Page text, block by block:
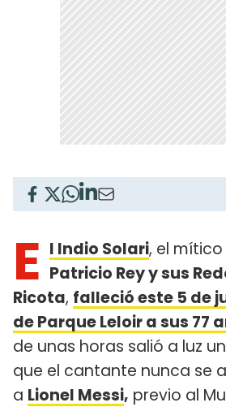
E l Indio Solari, el
Patricio Rey y sus
Ricota, falleció este 5 de
de Parque Leloir a sus 77
de unas horas salió a luz
que el cantante nunca se
a Lionel Messi, previo al